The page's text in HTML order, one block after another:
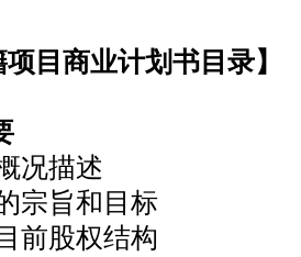
项目商业计划书目录】
描述
旨和目标
股权结构